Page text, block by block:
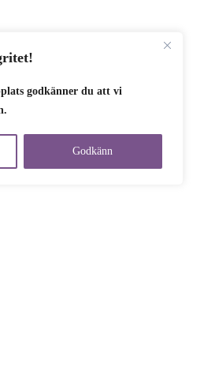
godkänner du att vi
Godkänn